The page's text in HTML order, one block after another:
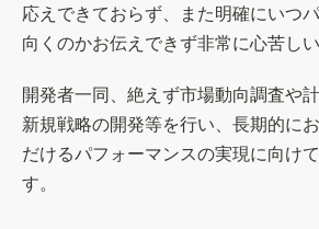
応えできておらず、また明確にいつ
向くのかお伝えできず非常に心苦しい
開発者一同、絶えず市場動向調査や
新規戦略の開発等を行い、長期的に
だけるパフォーマンスの実現に向け
す。